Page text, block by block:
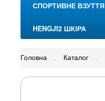
СПОРТИВНЕ ВЗУТТЯ
HENGJI2 ШКІРА
Головна Каталог